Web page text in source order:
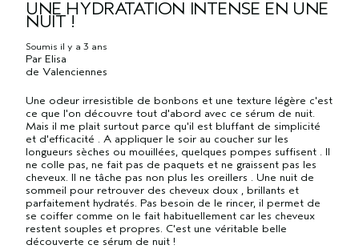
UNE HYDRATATION INTENSE EN UNE
NUIT !
Soumis il y a 3 ans
Par Elisa
de Valenciennes
Une odeur irresistible de bonbons et une texture légère c'est
ce que l'on découvre tout d'abord avec ce sérum de nuit.
Mais il me plait surtout parce qu'il est bluffant de simplicité
et d'efficacité . A appliquer le soir au coucher sur les
longueurs sèches ou mouillées, quelques pompes suffisent . Il
ne colle pas, ne fait pas de paquets et ne graissent pas les
cheveux. Il ne tâche pas non plus les oreillers . Une nuit de
sommeil pour retrouver des cheveux doux , brillants et
parfaitement hydratés. Pas besoin de le rincer, il permet de
se coiffer comme on le fait habituellement car les cheveux
restent souples et propres. C'est une véritable belle
découverte ce sérum de nuit !